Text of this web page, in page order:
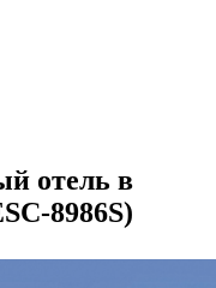
отель в
8986S)